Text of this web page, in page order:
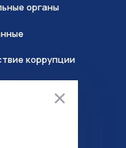
органы
коррупции
ДМДК
вопросы